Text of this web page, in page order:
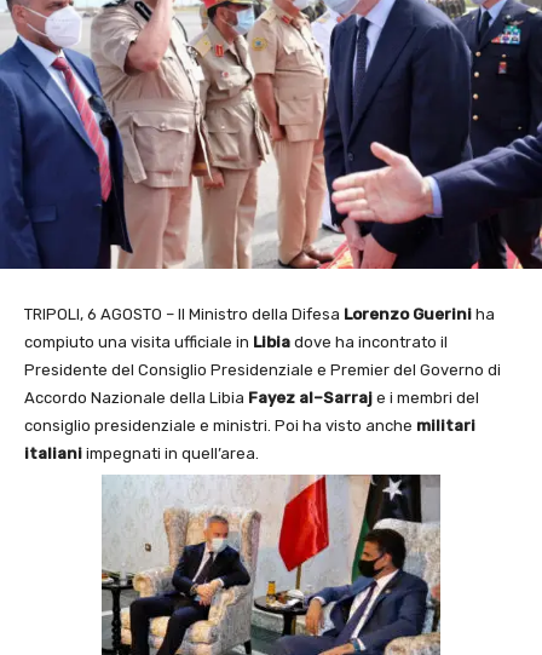
TRIPOLI, 6 AGOSTO – Il Ministro della Difesa Lorenzo Guerini ha
compiuto una visita ufficiale in Libia dove ha incontrato il
Presidente del Consiglio Presidenziale e Premier del Governo di
Accordo Nazionale della Libia Fayez al–Sarraj e i membri del
consiglio presidenziale e ministri. Poi ha visto anche militari
italiani impegnati in quell’area.